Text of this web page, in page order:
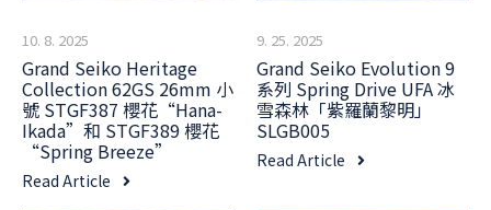
10. 8. 2025
Grand Seiko Heritage
Collection 62GS 26mm 小
號 STGF387 櫻花“Hana-
Ikada”和 STGF389 櫻花
“Spring Breeze”
Read Article
9. 25. 2025
Grand Seiko Evolution 9
系列 Spring Drive UFA 冰
雪森林「紫羅蘭黎明」
SLGB005
Read Article